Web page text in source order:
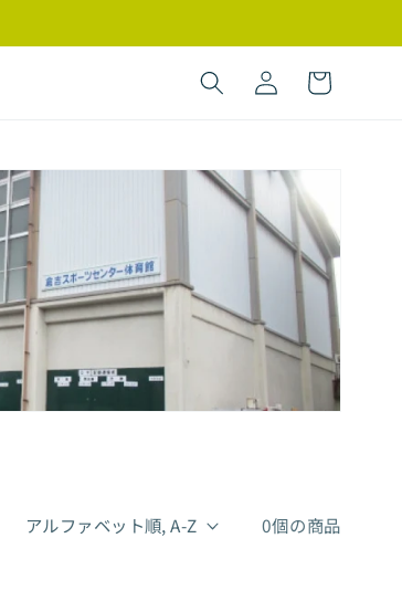
グ
イ
カ
ー
0個の商品